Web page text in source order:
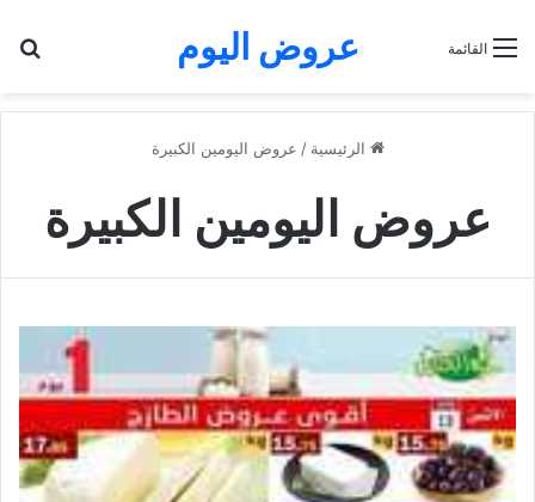
عروض اليوم القائمة
الرئيسية / عروض اليومين الكبيرة
عروض اليومين الكبيرة